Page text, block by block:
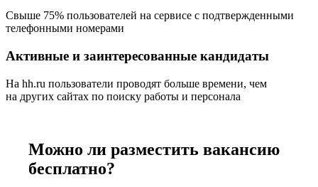
Свыше 75% пользователей на сервисе с подтвержденными
телефонными номерами
Активные и заинтересованные кандидаты
На hh.ru пользователи проводят больше времени, чем
на других сайтах по поиску работы и персонала
Можно ли разместить вакансию
бесплатно?